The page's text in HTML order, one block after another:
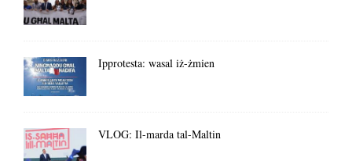
Ipprotesta: wasal iż-żmien
VLOG: Il-marda tal-Maltin